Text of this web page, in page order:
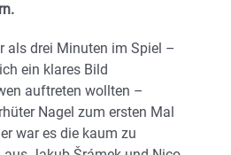
als drei Minuten im Spiel –
ein klares Bild
auftreten wollten –
Nagel zum ersten Mal
war es die kaum zu